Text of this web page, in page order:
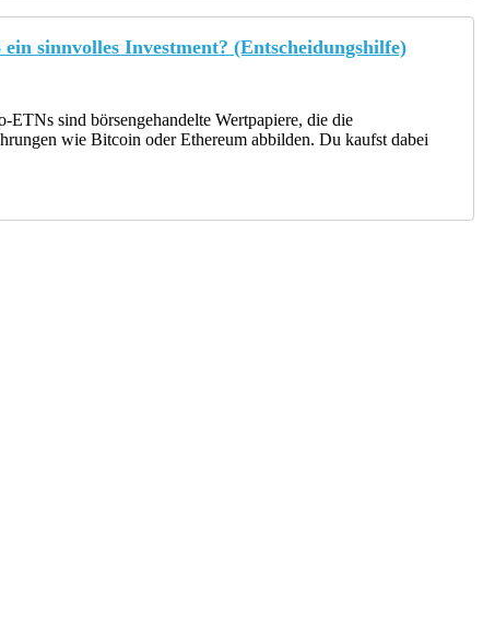
sinnvolles Investment? (Entscheidungshilfe)
sind börsengehandelte Wertpapiere, die die
wie Bitcoin oder Ethereum abbilden. Du kaufst dabei